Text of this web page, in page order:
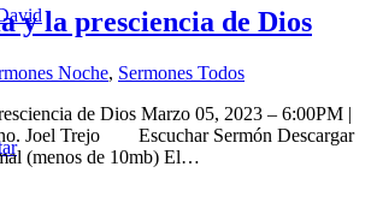
y la presciencia de Dios
Noche, Sermones Todos
de Dios Marzo 05, 2023 – 6:00PM |
Joel Trejo Escuchar Sermón Descargar
(menos de 10mb) El…